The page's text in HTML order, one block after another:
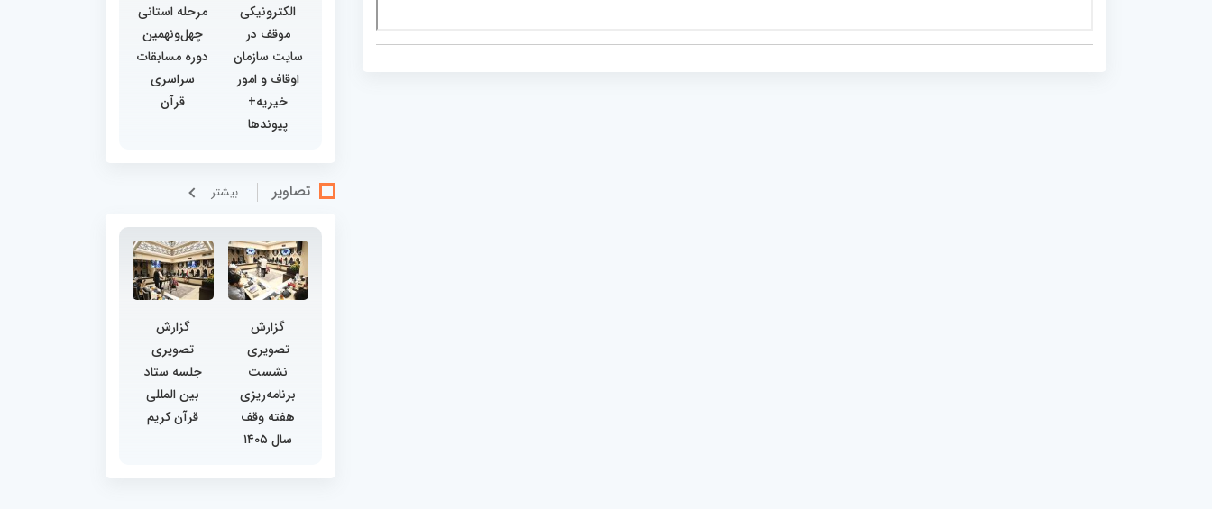
الکترونیکی
موقف در
سایت سازمان
اوقاف و امور
خیریه+
پیوندها
مرحله استانی
چهل‌ونهمین
دوره مسابقات
سراسری
قرآن
تصاویر بيشتر
گزارش
تصویری
نشست
برنامه‌ریزی
هفته وقف
سال ۱۴۰۵
گزارش
تصویری
جلسه ستاد
بین المللی
قرآن کریم